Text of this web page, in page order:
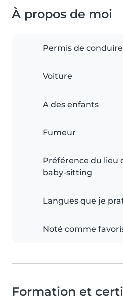
À propos de moi
Permis de conduire
Voiture
A des enfants
Fumeur
Préférence du lieu
baby-sitting
Langues que je
Noté comme
Formation et